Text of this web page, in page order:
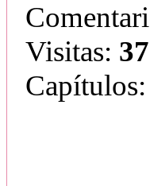
Visitas:
Capítulos: